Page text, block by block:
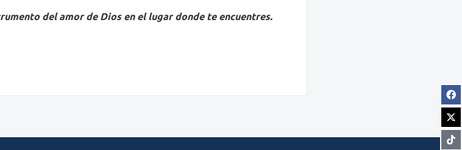
del amor de Dios en el lugar donde te encuentres.